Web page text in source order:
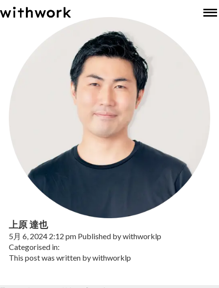
上原 達也
5月 6, 2024 2:12 pm Published bywithworklp
Categorised in:
This post was written by withworklp